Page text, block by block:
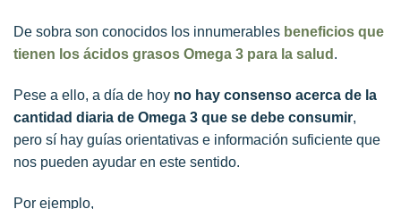
De sobra son conocidos los innumerables beneficios que
tienen los ácidos grasos Omega 3 para la salud .
Pese a ello, a día de hoy no hay consenso acerca de la
cantidad diaria de Omega 3 que se debe consumir,
pero sí hay guías orientativas e información suficiente que
nos pueden ayudar en este sentido.
Por ejemplo,